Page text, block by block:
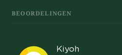
BEOORDELINGEN